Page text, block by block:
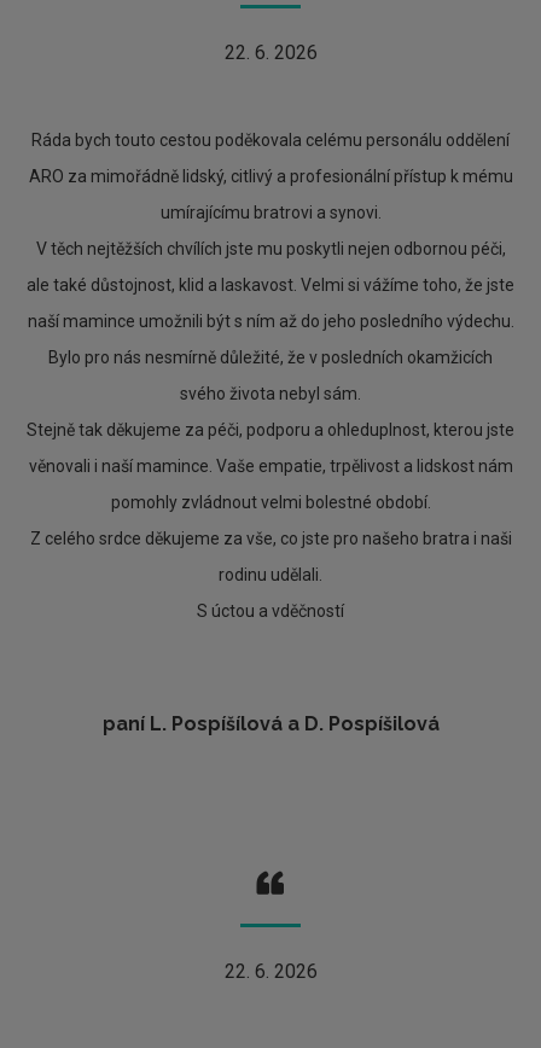
22. 6. 2026
Ráda bych touto cestou poděkovala celému personálu oddělení
ARO za mimořádně lidský, citlivý a profesionální přístup k mému
umírajícímu bratrovi a synovi.
V těch nejtěžších chvílích jste mu poskytli nejen odbornou péči,
ale také důstojnost, klid a laskavost. Velmi si vážíme toho, že jste
naší mamince umožnili být s ním až do jeho posledního výdechu.
Bylo pro nás nesmírně důležité, že v posledních okamžicích
svého života nebyl sám.
Stejně tak děkujeme za péči, podporu a ohleduplnost, kterou jste
věnovali i naší mamince. Vaše empatie, trpělivost a lidskost nám
pomohly zvládnout velmi bolestné období.
Z celého srdce děkujeme za vše, co jste pro našeho bratra i naši
rodinu udělali.
S úctou a vděčností
paní L. Pospíšílová a D. Pospíšilová
22. 6. 2026